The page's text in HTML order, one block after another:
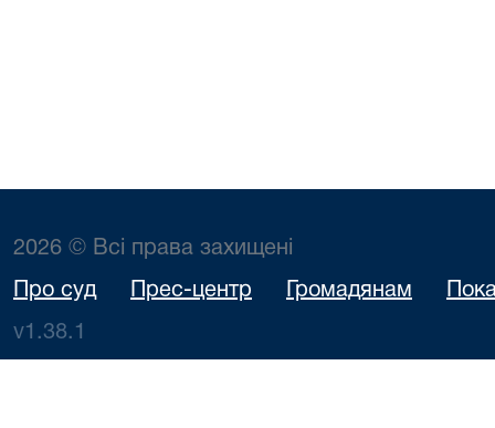
2026 © Всі права захищені
Про суд Прес-центр Громадянам
v1.38.1